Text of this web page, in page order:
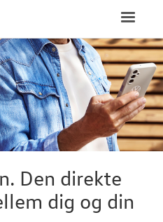
FORSIDE
BRUGTE BILER
VÆRKSTED
Toggle
Den direkte
dig og din